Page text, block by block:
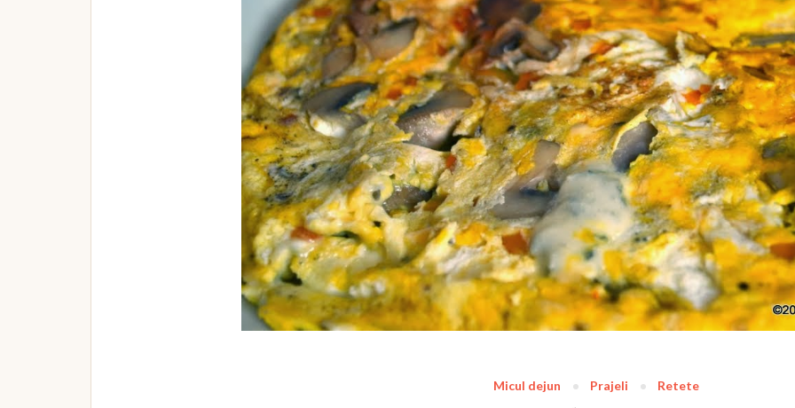
Micul dejun Prajeli Retete